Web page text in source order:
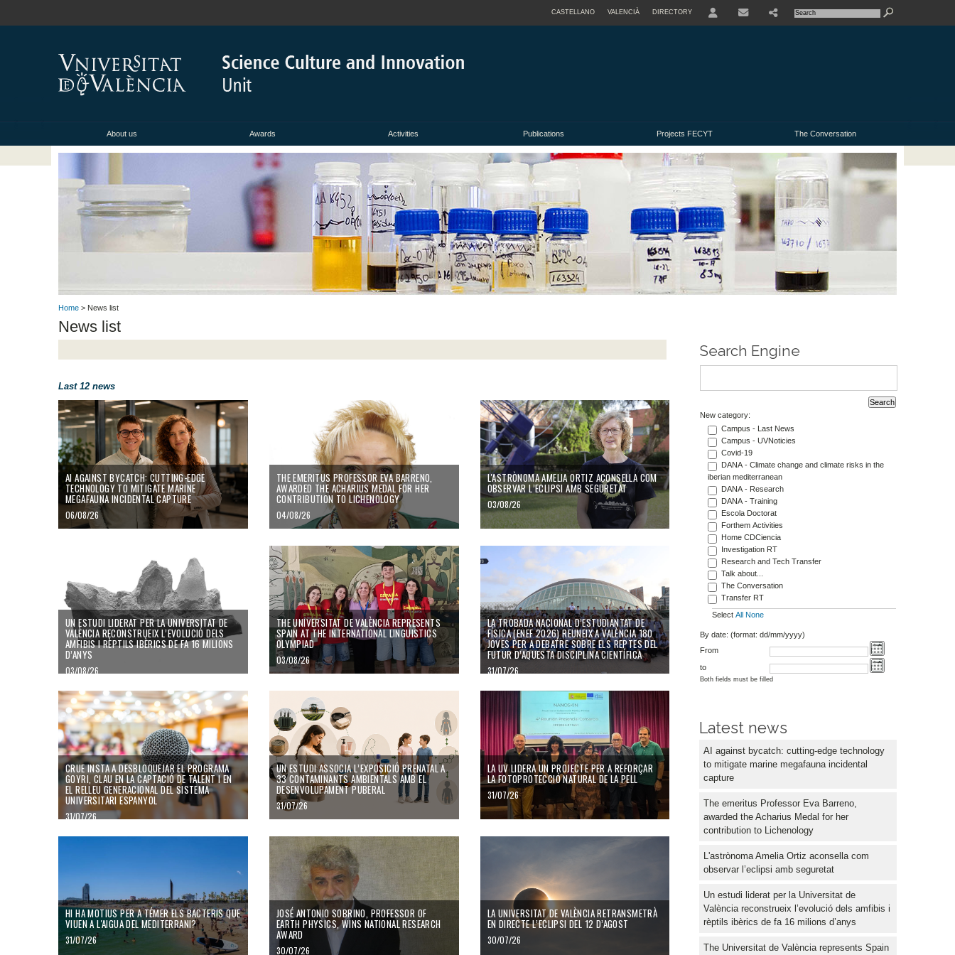
CASTELLANO VALENCIÀ DIRECTORY
About us Awards Activities Publications Projects FECYT The Conversation
Home > News list
News list
Last 12 news
AI against bycatch: cutting-edge technology to mitigate marine megafauna incidental capture
AI AGAINST BYCATCH: CUTTING-EDGE
TECHNOLOGY TO MITIGATE MARINE
MEGAFAUNA INCIDENTAL CAPTURE
06/08/26
The emeritus Professor Eva Barreno, awarded the Acharius Medal for her contribution to Lichenology
THE EMERITUS PROFESSOR EVA BARRENO,
AWARDED THE ACHARIUS MEDAL FOR HER
CONTRIBUTION TO LICHENOLOGY
04/08/26
L'astrònoma Amelia Ortiz aconsella com observar l’eclipsi amb seguretat
L'ASTRÒNOMA AMELIA ORTIZ ACONSELLA COM
OBSERVAR L’ECLIPSI AMB SEGURETAT
03/08/26
Un estudi liderat per la Universitat de València reconstrueix l’evolució dels amfibis i rèptils ibèrics de fa 16 milions d’anys
Pyrenasaurus en vista lingual. Crèdit: Imatge de l'estudi publicada enFossil Record."" />
UN ESTUDI LIDERAT PER LA UNIVERSITAT DE
VALÈNCIA RECONSTRUEIX L’EVOLUCIÓ DELS
AMFIBIS I RÈPTILS IBÈRICS DE FA 16 MILIONS
D’ANYS
03/08/26
The Universitat de València represents Spain at the International Linguistics Olympiad
THE UNIVERSITAT DE VALÈNCIA REPRESENTS
SPAIN AT THE INTERNATIONAL LINGUISTICS
OLYMPIAD
03/08/26
La Trobada Nacional d’Estudiantat de Física (ENEF 2026) reuneix a València 180 joves per a debatre sobre els reptes del
LA TROBADA NACIONAL D’ESTUDIANTAT DE
FÍSICA (ENEF 2026) REUNEIX A VALÈNCIA 180
JOVES PER A DEBATRE SOBRE ELS REPTES DEL
FUTUR D’AQUESTA DISCIPLINA CIENTÍFICA
31/07/26
CRUE insta a desbloquejar el programa Goyri, clau en la captació de talent i en el relleu generacional del sistema universitari espanyol
CRUE INSTA A DESBLOQUEJAR EL PROGRAMA
GOYRI, CLAU EN LA CAPTACIÓ DE TALENT I EN
EL RELLEU GENERACIONAL DEL SISTEMA
UNIVERSITARI ESPANYOL
31/07/26
Un estudi associa l’exposició prenatal a 33 contaminants ambientals amb el desenvolupament puberal
UN ESTUDI ASSOCIA L’EXPOSICIÓ PRENATAL A
33 CONTAMINANTS AMBIENTALS AMB EL
DESENVOLUPAMENT PUBERAL
31/07/26
La UV lidera un projecte per a reforçar la fotoprotecció natural de la pell
LA UV LIDERA UN PROJECTE PER A REFORÇAR
LA FOTOPROTECCIÓ NATURAL DE LA PELL
31/07/26
Hi ha motius per a témer els bacteris que viuen a l'aigua del Mediterrani?
HI HA MOTIUS PER A TÉMER ELS BACTERIS QUE
VIUEN A L'AIGUA DEL MEDITERRANI?
31/07/26
José Antonio Sobrino, Professor of Earth Physics, Wins National Research Award
JOSÉ ANTONIO SOBRINO, PROFESSOR OF
EARTH PHYSICS, WINS NATIONAL RESEARCH
AWARD
30/07/26
La Universitat de València retransmetrà en directe l’eclipsi del 12 d’agost
LA UNIVERSITAT DE VALÈNCIA RETRANSMETRÀ
EN DIRECTE L’ECLIPSI DEL 12 D’AGOST
30/07/26
Search Engine
New category:
Campus - Last News
Campus - UVNoticies
Covid-19
DANA - Climate change and climate risks in the
iberian mediterranean
DANA - Research
DANA - Training
Escola Doctorat
Forthem Activities
Home CDCiencia
Investigation RT
Research and Tech Transfer
Talk about...
The Conversation
Transfer RT
Select All None
By date: (format: dd/mm/yyyy)
From
to
Both fields must be filled
Latest news
AI against bycatch: cutting-edge technology
to mitigate marine megafauna incidental
capture
The emeritus Professor Eva Barreno,
awarded the Acharius Medal for her
contribution to Lichenology
L'astrònoma Amelia Ortiz aconsella com
observar l’eclipsi amb seguretat
Un estudi liderat per la Universitat de
València reconstrueix l’evolució dels amfibis i
rèptils ibèrics de fa 16 milions d’anys
The Universitat de València represents Spain